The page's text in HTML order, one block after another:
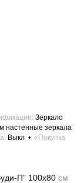
Зеркало
настенные зеркала
Выкл
«Покупка